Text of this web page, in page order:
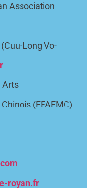
Association
Long Vo-
Arts
(FFAEMC)
royan.fr